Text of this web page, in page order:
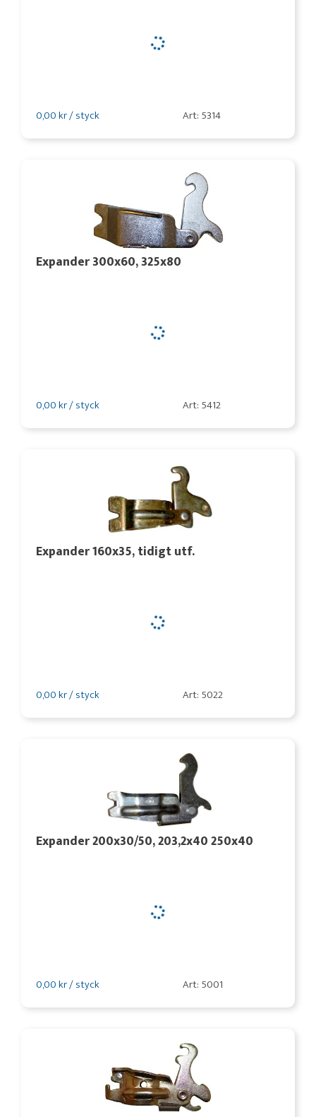
0,00 kr / styck Art: 5314
Expander 300x60, 325x80
0,00 kr / styck Art: 5412
Expander 160x35, tidigt utf.
0,00 kr / styck Art: 5022
Expander 200x30/50, 203,2x40 250x40
0,00 kr / styck Art: 5001